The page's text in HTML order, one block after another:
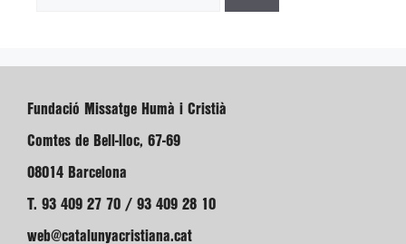
Fundació Missatge Humà i Cristià
Comtes de Bell-lloc, 67-69
08014 Barcelona
T. 93 409 27 70 / 93 409 28 10
web@catalunyacristiana.cat